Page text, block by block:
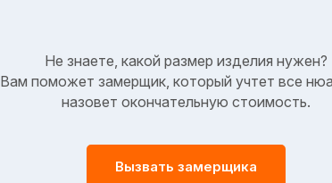
Не знаете, какой размер изделия нужен?
Вам поможет замерщик, который учтет все
назовет окончательную стоимость.
Вызвать замерщика